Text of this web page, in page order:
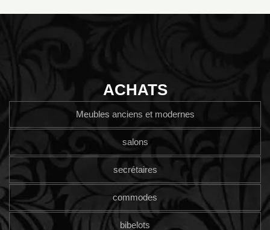
ACHATS
Meubles anciens et modernes
salons
secrétaires
commodes
bibelots